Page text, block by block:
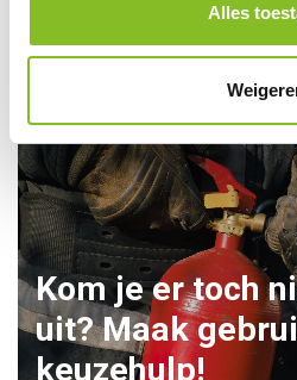
Alles
Kom je er toch
uit? Maak
keuzehulp!